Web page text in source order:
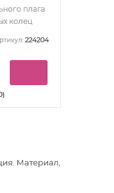
плага
колец
224204
. Материал,